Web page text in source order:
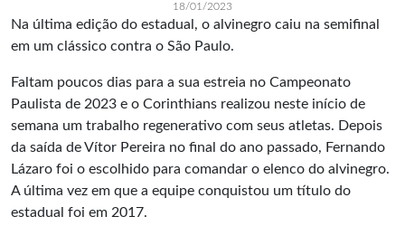
18/01/2023
Na última edição do estadual, o alvinegro caiu na semifinal
em um clássico contra o São Paulo.
Faltam poucos dias para a sua estreia no Campeonato
Paulista de 2023 e o Corinthians realizou neste início de
semana um trabalho regenerativo com seus atletas. Depois
da saída de Vítor Pereira no final do ano passado, Fernando
Lázaro foi o escolhido para comandar o elenco do alvinegro.
A última vez em que a equipe conquistou um título do
estadual foi em 2017.